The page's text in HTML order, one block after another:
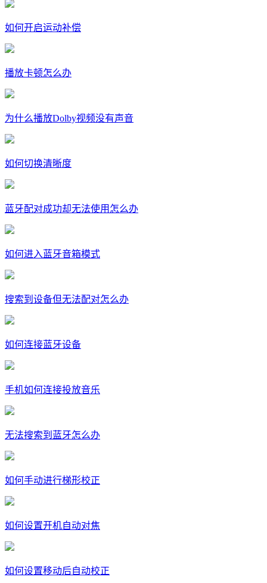
如何开启运动补偿
播放卡顿怎么办
为什么播放Dolby视频没有声音
如何切换清晰度
蓝牙配对成功却无法使用怎么办
如何进入蓝牙音箱模式
搜索到设备但无法配对怎么办
如何连接蓝牙设备
手机如何连接投放音乐
无法搜索到蓝牙怎么办
如何手动进行梯形校正
如何设置开机自动对焦
如何设置移动后自动校正